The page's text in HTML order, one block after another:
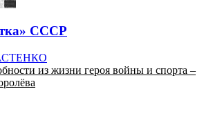
СССР
из жизни героя войны и спорта –